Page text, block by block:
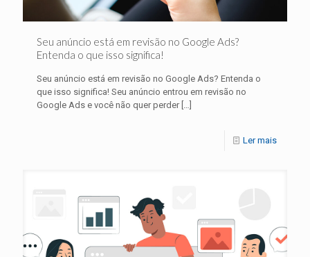
Seu anúncio está em revisão no Google Ads?
Entenda o que isso significa!
Seu anúncio está em revisão no Google Ads? Entenda o
que isso significa! Seu anúncio entrou em revisão no
Google Ads e você não quer perder[…]
Ler mais